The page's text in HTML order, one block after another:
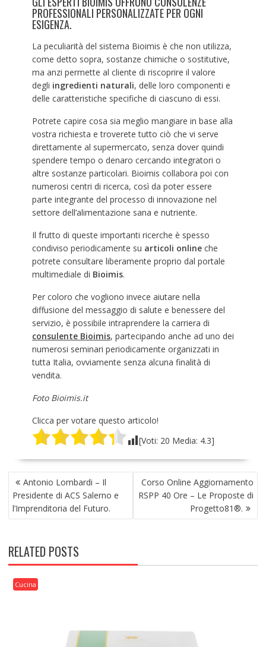
PROFESSIONALI PERSONALIZZATE PER OGNI
ESIGENZA.
La peculiarità del sistema Bioimis è che non utilizza,
come detto sopra, sostanze chimiche o sostitutive,
ma anzi permette al cliente di riscoprire il valore
degli ingredienti naturali, delle loro componenti e
delle caratteristiche specifiche di ciascuno di essi.
Potrete capire cosa sia meglio mangiare in base alla
vostra richiesta e troverete tutto ciò che vi serve
direttamente al supermercato, senza dover quindi
spendere tempo o denaro cercando integratori o
altre sostanze particolari. Bioimis collabora poi con
numerosi centri di ricerca, così da poter essere
parte integrante del processo di innovazione nel
settore dell’alimentazione sana e nutriente.
Il frutto di queste importanti ricerche è spesso
condiviso periodicamente su articoli onlineche
potrete consultare liberamente proprio dal portale
multimediale di Bioimis.
Per coloro che vogliono invece aiutare nella
diffusione del messaggio di salute e benessere del
servizio, è possibile intraprendere la carriera di
consulente Bioimis, partecipando anche ad uno dei
numerosi seminari periodicamente organizzati in
tutta Italia, ovviamente senza alcuna finalità di
vendita.
Foto Bioimis.it
Clicca per votare questo articolo!
[Voti: 20 Media: 4.3]
NAVIGAZIONE
ARTICOLI
Antonio Lombardi – Il
Presidente di ACS Salerno e
l’Imprenditoria del Futuro.
Corso Online Aggiornamento
RSPP 40 Ore – Le Proposte di
Progetto81®.
RELATED POSTS
Cucina